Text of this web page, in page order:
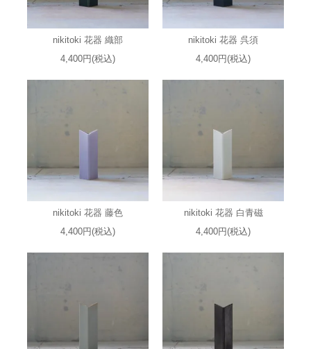
nikitoki 花器 織部
4,400円(税込)
nikitoki 花器 呉須
4,400円(税込)
nikitoki 花器 藤色
4,400円(税込)
nikitoki 花器 白青磁
4,400円(税込)